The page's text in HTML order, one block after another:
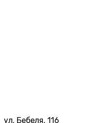
ул. Бебеля, 116